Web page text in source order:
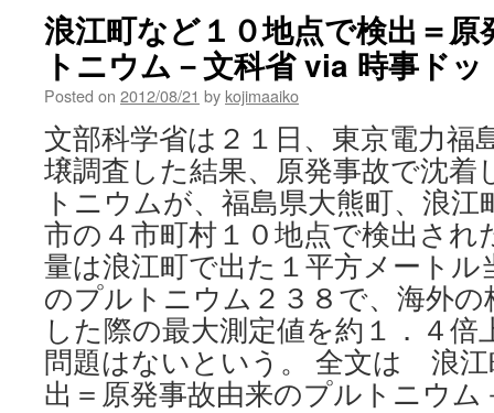
via
日
本
経
済
新
聞
trillion
becquerels
of
Plutonium-
released
from
Fukushima
—
23,000
times
higher
previously
announced
via
ENE
News
浪江町など１０地点で検出＝
トニウム－文科省 via 時事ド
Posted on 2012/08/21 by kojimaaiko
文部科学省は２１日、東京電力福
壌調査した結果、原発事故で沈
トニウムが、福島県大熊町、浪
市の４市町村１０地点で検出され
量は浪江町で出た１平方メート
のプルトニウム２３８で、海外
した際の最大測定値を約１．４
問題はないという。 全文は 浪江
出＝原発事故由来のプルトニウム